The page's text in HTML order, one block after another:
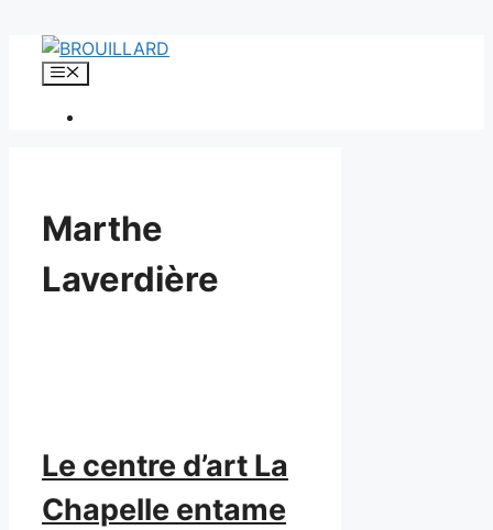
Aller
Menu
Marthe
Laverdière
Le centre d’art La
Chapelle entame